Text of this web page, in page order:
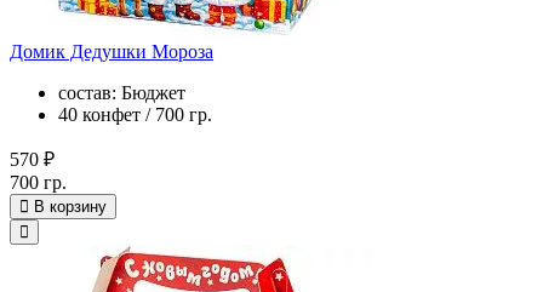
Домик Дедушки Мороза
состав: Бюджет
40 конфет / 700 гр.
570 ₽
700 гр.
В корзину